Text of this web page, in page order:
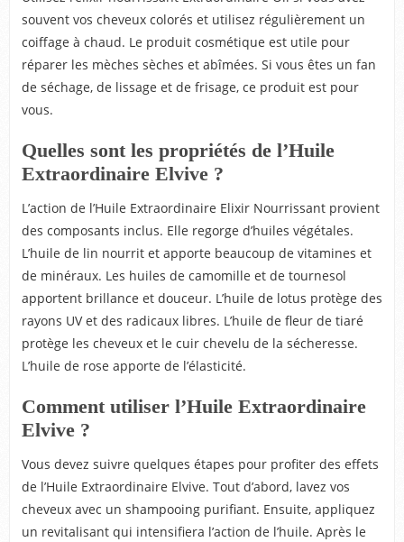
souvent vos cheveux colorés et utilisez régulièrement un
coiffage à chaud. Le produit cosmétique est utile pour
réparer les mèches sèches et abîmées. Si vous êtes un fan
de séchage, de lissage et de frisage, ce produit est pour
vous.
Quelles sont les propriétés de l’Huile
Extraordinaire Elvive ?
L’action de l’Huile Extraordinaire Elixir Nourrissant provient
des composants inclus. Elle regorge d’huiles végétales.
L’huile de lin nourrit et apporte beaucoup de vitamines et
de minéraux. Les huiles de camomille et de tournesol
apportent brillance et douceur. L’huile de lotus protège des
rayons UV et des radicaux libres. L’huile de fleur de tiaré
protège les cheveux et le cuir chevelu de la sécheresse.
L’huile de rose apporte de l’élasticité.
Comment utiliser l’Huile Extraordinaire
Elvive ?
Vous devez suivre quelques étapes pour profiter des effets
de l’Huile Extraordinaire Elvive. Tout d’abord, lavez vos
cheveux avec un shampooing purifiant. Ensuite, appliquez
un revitalisant qui intensifiera l’action de l’huile. Après le